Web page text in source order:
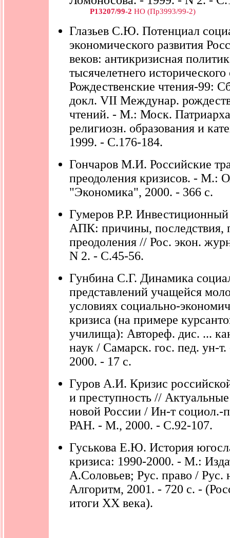
Р13207/99-2 НО (Пр3993/99-2)
Глазьев С.Ю. Потенциал
экономического развития
веков: антикризисная
тысячелетнего
Рождественские чтения-99:
докл. VII Междунар.
чтений. - М.: Моск.
религиозн. образования и
1999. - С.176-184.
Гончаров М.И. Российские
преодоления кризисов. -
"Экономика", 2000. - 366 с.
Гумеров Р.Р. Инвестиционный
АПК: причины, последствия,
преодоления // Рос. экон.
N 2. - С.45-56.
Гунбина С.Г. Динамика
представлений учащейся
условиях социально-
кризиса (на примере
училища): Автореф. дис. ...
наук / Самарск. гос. пед. ун-
2000. - 17 с.
Гуров А.И. Кризис
и преступность //
новой России / Ин-т социол.-
РАН. - М., 2000. - С.92-107.
Гуськова Е.Ю. История
кризиса: 1990-2000. - М.:
А.Соловьев; Рус. право / Рус.
Алгоритм, 2001. - 720 с. -
итоги XX века).